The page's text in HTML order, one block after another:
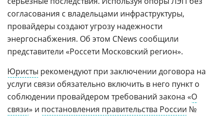
согласования с владельцами инфраструктуры,
провайдеры создают угрозу надежности
энергоснабжения. Об этом CNews сообщили
представители «Россети Московский регион».
Юристы рекомендуют при заключении договора на
услуги связи обязательно включить в него пункт о
соблюдении провайдером требований закона «О
связи» и постановления правительства России №